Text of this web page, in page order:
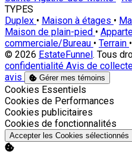
TYPES
Duplex • Maison à étages •
Maison de plain-pied •
commerciale/Bureau • Terrain •
© 2026 EstateFunnel . Tous
confidentialité Avis de
avis
Gérer mes témoins
Activer
Cookies Essentiels
Activer
Cookies de Performances
Activer
Cookies publicitaires
Activer
Cookies de fonctionnalités
Accepter les Cookies sélectionnés